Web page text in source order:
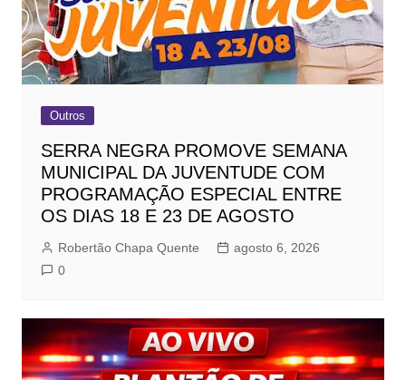
Outros
SERRA NEGRA PROMOVE SEMANA
MUNICIPAL DA JUVENTUDE COM
PROGRAMAÇÃO ESPECIAL ENTRE
OS DIAS 18 E 23 DE AGOSTO
Robertão Chapa Quente
agosto 6, 2026
0